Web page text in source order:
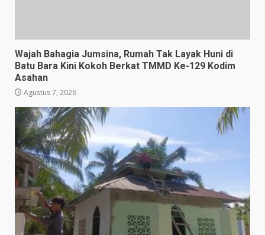
Wajah Bahagia Jumsina, Rumah Tak Layak Huni di
Batu Bara Kini Kokoh Berkat TMMD Ke-129 Kodim
Asahan
Agustus 7, 2026